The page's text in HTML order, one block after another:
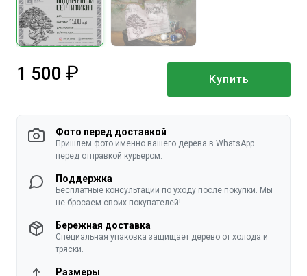
1 500 Купить
Фото перед доставкой
Пришлем фото именно вашего дерева в WhatsApp
перед отправкой курьером.
Поддержка
Бесплатные консультации по уходу после покупки. Мы
не бросаем своих покупателей!
Бережная доставка
Специальная упаковка защищает дерево от холода и
тряски.
Размеры